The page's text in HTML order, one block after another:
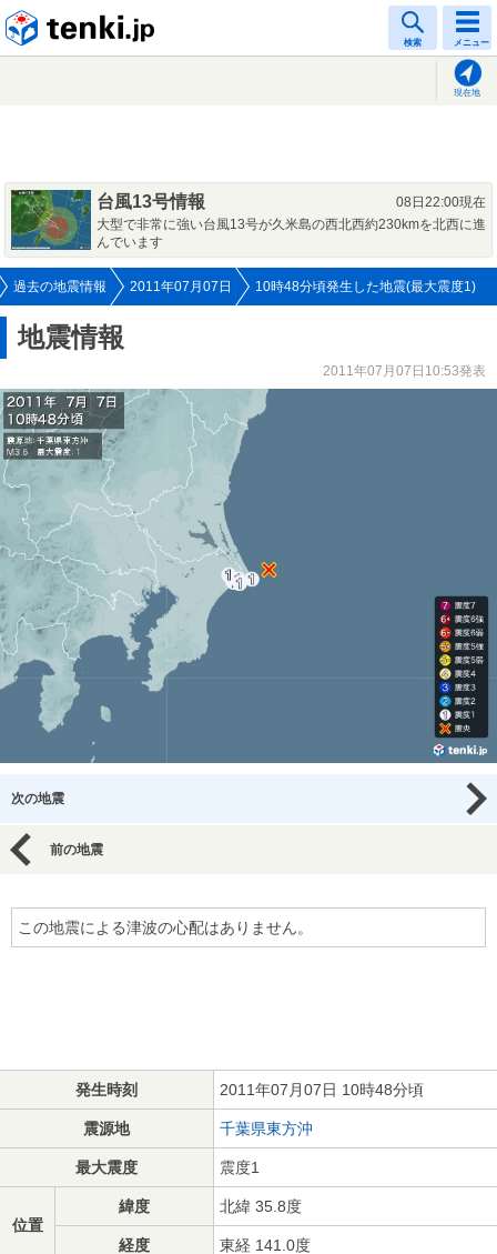
検索 メニュー
現在地
台風13号情報
08日22:00現在
大型で非常に強い台風13号が久米島の西北西約230kmを北西に進
んでいます
過去の地震情報 2011年07月07日 10時48分頃発生した地震(最大震度1)
地震情報
2011年07月07日10:53発表
次の地震
前の地震
この地震による津波の心配はありません。
発生時刻 2011年07月07日 10時48分頃
震源地 千葉県東方沖
最大震度 震度1
位置
緯度 北緯 35.8度
経度 東経 141.0度